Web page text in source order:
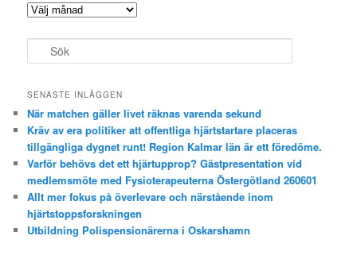
Arkiv
ö
SENASTE INLÄGGEN
När matchen gäller livet räknas varenda sekund
Kräv av era politiker att offentliga hjärtstartare placeras
tillgängliga dygnet runt! Region Kalmar län är ett föredöme.
Varför behövs det ett hjärtupprop? Gästpresentation vid
medlemsmöte med Fysioterapeuterna Östergötland 260601
Allt mer fokus på överlevare och närstående inom
hjärtstoppsforskningen
Utbildning Polispensionärerna i Oskarshamn